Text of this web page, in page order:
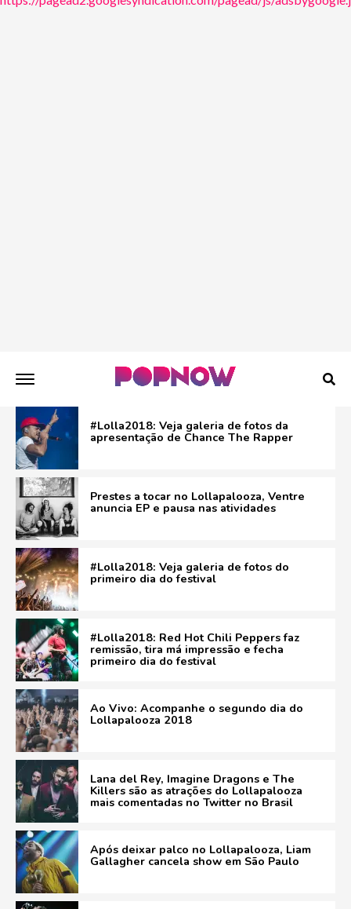
#Lolla2018: Veja galeria de fotos da
apresentação de Chance The Rapper
Prestes a tocar no Lollapalooza, Ventre
anuncia EP e pausa nas atividades
#Lolla2018: Veja galeria de fotos do
primeiro dia do festival
#Lolla2018: Red Hot Chili Peppers faz
remissão, tira má impressão e fecha
primeiro dia do festival
Ao Vivo: Acompanhe o segundo dia do
Lollapalooza 2018
Lana del Rey, Imagine Dragons e The
Killers são as atrações do Lollapalooza
mais comentadas no Twitter no Brasil
Após deixar palco no Lollapalooza, Liam
Gallagher cancela show em São Paulo